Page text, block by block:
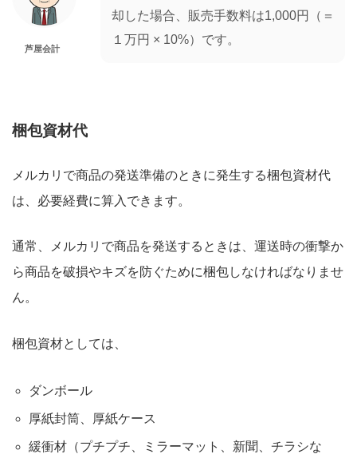
芦屋会計
却した場合、販売手数料は1,000円（＝
１万円 × 10%）です。
梱包資材代
メルカリで商品の発送準備のときに発生する梱包資材代
は、必要経費に算入できます。
通常、メルカリで商品を発送するときは、運送時の衝撃か
ら商品を破損やキズを防ぐために梱包しなければなりませ
ん。
梱包資材としては、
ダンボール
厚紙封筒、厚紙ケース
緩衝材（プチプチ、ミラーマット、新聞、チラシな